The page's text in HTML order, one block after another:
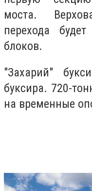
моста.
перехода
блоков.
"Захарий"
буксира. 720-
на временные